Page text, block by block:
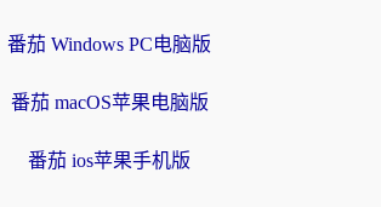
番茄 Windows PC电脑版
番茄 macOS苹果电脑版
番茄 ios苹果手机版